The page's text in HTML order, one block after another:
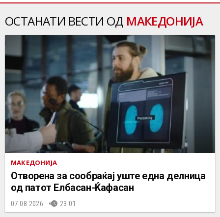
ОСТАНАТИ ВЕСТИ ОД МАКЕДОНИЈА
МАКЕДОНИЈА
Отворена за сообраќај уште една делница
од патот Елбасан-Ќафасан
07.08.2026. 23:01